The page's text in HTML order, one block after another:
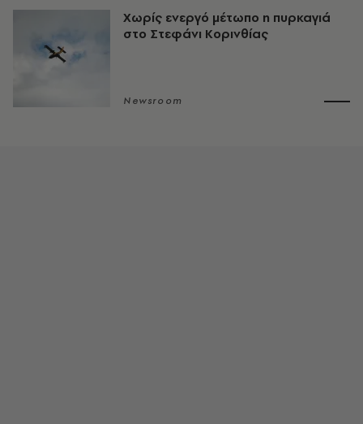
Χωρίς ενεργό μέτωπο η πυρκαγιά
στο Στεφάνι Κορινθίας
Newsroom